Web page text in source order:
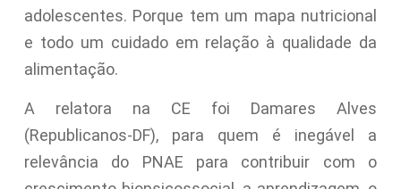
adolescentes. Porque tem um mapa nutricional
e todo um cuidado em relação à qualidade da
alimentação.
A relatora na CE foi Damares Alves
(Republicanos-DF), para quem é inegável a
relevância do PNAE para contribuir com o